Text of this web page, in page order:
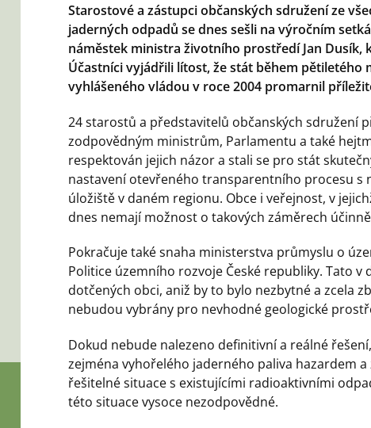
Starostové a zástupci občanských sdružení ze
jaderných odpadů se dnes sešli na výročním
náměstek ministra životního prostředí Jan
Účastníci vyjádřili lítost, že stát během
vyhlášeného vládou v roce 2004 promarnil
24 starostů a představitelů občanských sdružení
zodpovědným ministrům, Parlamentu a také
respektován jejich názor a stali se pro stát
nastavení otevřeného transparentního procesu
úložiště v daném regionu. Obce i veřejnost, v
dnes nemají možnost o takových záměrech
Pokračuje také snaha ministerstva průmyslu o
Politice územního rozvoje České republiky. Tato
dotčených obci, aniž by to bylo nezbytné a zcela
nebudou vybrány pro nevhodné geologické
Dokud nebude nalezeno definitivní a reálné
zejména vyhořelého jaderného paliva hazardem
řešitelné situace s existujícími radioaktivními
této situace vysoce nezodpovědné.